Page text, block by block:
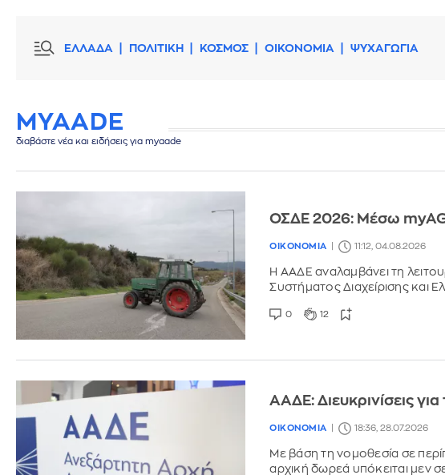
ΕΛΛΑΔΑ ΠΟΛΙΤΙΚΗ ΚΟΣΜΟΣ ΟΙΚΟΝΟΜΙΑ ΨΥΧΑΓΩΓΙΑ
MYAADE
διαβάστε νέα και ειδήσεις για myaade
ΟΣΔΕ 2026: Μέσω
ΟΙΚΟΝΟΜΙΑ 11:12, 04.08.2026
Η ΑΑΔΕ αναλαμβάνει τη
Συστήματος Διαχείρισης
0 12
ΑΑΔΕ: Διευκρινίσεις
ΟΙΚΟΝΟΜΙΑ 18:36, 28.07.2026
Με βάση τη νομοθεσία σε
αρχική δωρεά υπόκειται μεν